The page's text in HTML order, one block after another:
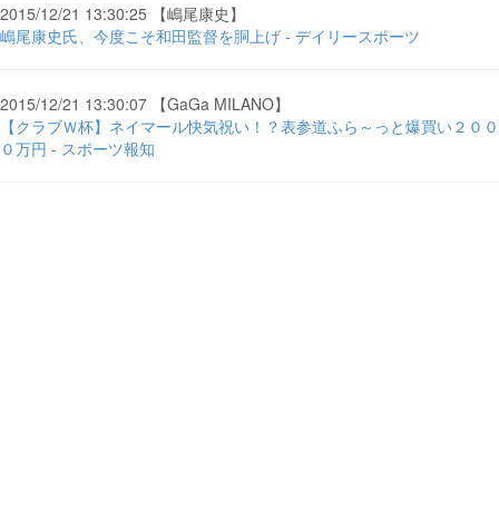
2015/12/21 13:30:25 【嶋尾康史】
嶋尾康史氏、今度こそ和田監督を胴上げ - デイリースポーツ
2015/12/21 13:30:07 【GaGa MILANO】
【クラブＷ杯】ネイマール快気祝い！？表参道ふら～っと爆買い２００
０万円 - スポーツ報知